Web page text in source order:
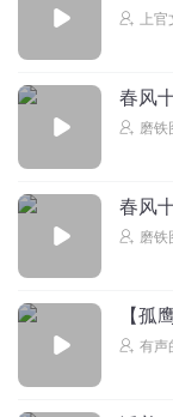
上
春风
磨铁
春风
磨铁
【孤
有声